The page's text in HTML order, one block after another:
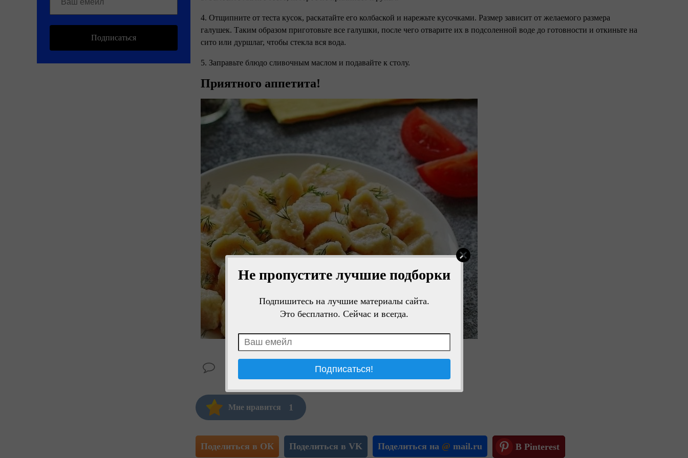
Не пропустите лучшие подборки
Подпишитесь на лучшие материалы сайта.
Это бесплатно. Сейчас и всегда.
Подписаться
4. Отщипните от теста кусок, раскатайте его колбаской и нарежьте кусочками. Размер зависит от желаемого размера
галушек. Таким образом приготовьте все галушки, после чего отварите их в подсоленной воде до готовности и откиньте на
сито или дуршлаг, чтобы стекла вся вода.
5. Заправьте блюдо сливочным маслом и подавайте к столу.
Приятного аппетита!
Мне нравится 1
Поделиться в ОК Поделиться в VK Поделиться на @ mail.ru В Pinterest